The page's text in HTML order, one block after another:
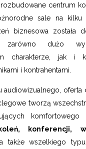
centrum
sale na kilku
biznesowa została
zarówno dużo
charakterze, jak i
i kontrahentami.
audiowizualnego, oferta
tworzą
komfortowego
konferencji,
a także wszelkiego